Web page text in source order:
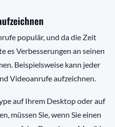
populär, und da die Zeit
es Verbesserungen an seinen
Beispielsweise kann jeder
Videoanrufe aufzeichnen.
auf Ihrem Desktop oder auf
müssen Sie, wenn Sie einen